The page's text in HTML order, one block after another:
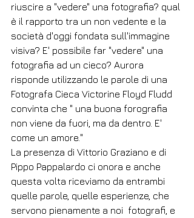
riuscire a "vedere" una fotografia? qual
è il rapporto tra un non vedente e la
società d'oggi fondata sull'immagine
visiva? E' possibile far "vedere" una
fotografia ad un cieco? Aurora
risponde utilizzando le parole di una
Fotografa Cieca Victorine Floyd Fludd
convinta che " una buona forografia
non viene da fuori, ma da dentro. E'
come un amore."
La presenza di Vittorio Graziano e di
Pippo Pappalardo ci onora e anche
questa volta riceviamo da entrambi
quelle parole, quelle esperienze, che
servono pienamente a noi  fotografi, e